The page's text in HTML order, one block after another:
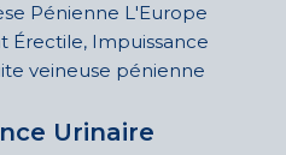
Pénienne L'Europe
Érectile, Impuissance
veineuse pénienne
Urinaire